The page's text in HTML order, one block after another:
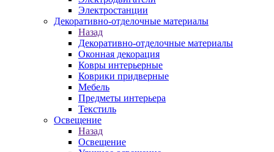
Электростанции
Декоративно-отделочные материалы
Назад
Декоративно-отделочные материалы
Оконная декорация
Ковры интерьерные
Коврики придверные
Мебель
Предметы интерьера
Текстиль
Освещение
Назад
Освещение